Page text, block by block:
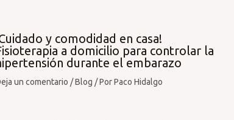
y comodidad en casa!
a domicilio para controlar la
durante el embarazo
un comentario /Blog / PorPaco Hidalgo